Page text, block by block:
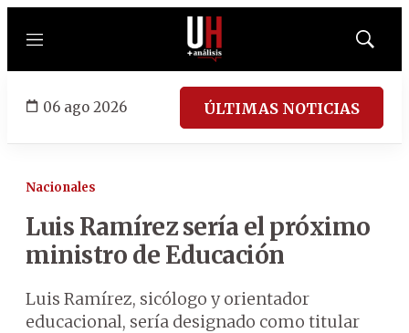
Menú
Mostrar
06 ago 2026 ÚLTIMAS NOTICIAS
Nacionales
Luis Ramírez sería el próximo
ministro de Educación
Luis Ramírez, sicólogo y orientador
educacional, sería designado como titular